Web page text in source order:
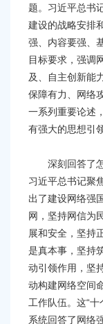
题。习近平总书
建设的战略安排
强、内容要强、
目标要求，强调
及、自主创新能
保障有力、网络
一系列重要论述
有强大的思想引
深刻回答了怎
习近平总书记聚
出了建设网络强
网，坚持网信为
展和安全，坚持
是真本事，坚持
动引领作用，坚
动构建网络空间
工作队伍。这“十
系统回答了网络